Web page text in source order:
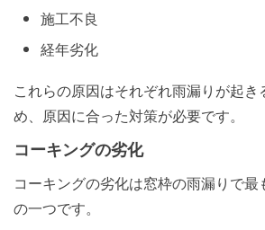
施工不良
経年劣化
これらの原因はそれぞれ雨漏りが起き
め、原因に合った対策が必要です。
コーキングの劣化
コーキングの劣化は窓枠の雨漏りで
の一つです。